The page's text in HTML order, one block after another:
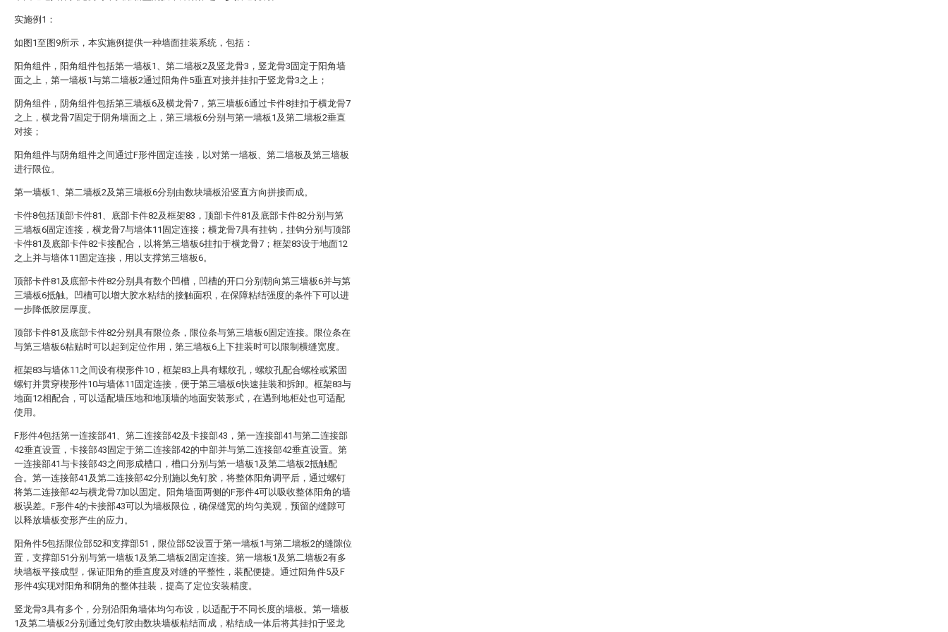
实施例1：
如图1至图9所示，本实施例提供一种墙面挂装系统，包括：
阳角组件，阳角组件包括第一墙板1、第二墙板2及竖龙骨3，竖龙骨3固定于阳角墙
面之上，第一墙板1与第二墙板2通过阳角件5垂直对接并挂扣于竖龙骨3之上；
阴角组件，阴角组件包括第三墙板6及横龙骨7，第三墙板6通过卡件8挂扣于横龙骨7
之上，横龙骨7固定于阴角墙面之上，第三墙板6分别与第一墙板1及第二墙板2垂直
对接；
阳角组件与阴角组件之间通过F形件固定连接，以对第一墙板、第二墙板及第三墙板
进行限位。
第一墙板1、第二墙板2及第三墙板6分别由数块墙板沿竖直方向拼接而成。
卡件8包括顶部卡件81、底部卡件82及框架83，顶部卡件81及底部卡件82分别与第
三墙板6固定连接，横龙骨7与墙体11固定连接；横龙骨7具有挂钩，挂钩分别与顶部
卡件81及底部卡件82卡接配合，以将第三墙板6挂扣于横龙骨7；框架83设于地面12
之上并与墙体11固定连接，用以支撑第三墙板6。
顶部卡件81及底部卡件82分别具有数个凹槽，凹槽的开口分别朝向第三墙板6并与第
三墙板6抵触。凹槽可以增大胶水粘结的接触面积，在保障粘结强度的条件下可以进
一步降低胶层厚度。
顶部卡件81及底部卡件82分别具有限位条，限位条与第三墙板6固定连接。限位条在
与第三墙板6粘贴时可以起到定位作用，第三墙板6上下挂装时可以限制横缝宽度。
框架83与墙体11之间设有楔形件10，框架83上具有螺纹孔，螺纹孔配合螺栓或紧固
螺钉并贯穿楔形件10与墙体11固定连接，便于第三墙板6快速挂装和拆卸。框架83与
地面12相配合，可以适配墙压地和地顶墙的地面安装形式，在遇到地柜处也可适配
使用。
F形件4包括第一连接部41、第二连接部42及卡接部43，第一连接部41与第二连接部
42垂直设置，卡接部43固定于第二连接部42的中部并与第二连接部42垂直设置。第
一连接部41与卡接部43之间形成槽口，槽口分别与第一墙板1及第二墙板2抵触配
合。第一连接部41及第二连接部42分别施以免钉胶，将整体阳角调平后，通过螺钉
将第二连接部42与横龙骨7加以固定。阳角墙面两侧的F形件4可以吸收整体阳角的墙
板误差。F形件4的卡接部43可以为墙板限位，确保缝宽的均匀美观，预留的缝隙可
以释放墙板变形产生的应力。
阳角件5包括限位部52和支撑部51，限位部52设置于第一墙板1与第二墙板2的缝隙位
置，支撑部51分别与第一墙板1及第二墙板2固定连接。第一墙板1及第二墙板2有多
块墙板平接成型，保证阳角的垂直度及对缝的平整性，装配便捷。通过阳角件5及F
形件4实现对阳角和阴角的整体挂装，提高了定位安装精度。
竖龙骨3具有多个，分别沿阳角墙体均匀布设，以适配于不同长度的墙板。第一墙板
1及第二墙板2分别通过免钉胶由数块墙板粘结而成，粘结成一体后将其挂扣于竖龙